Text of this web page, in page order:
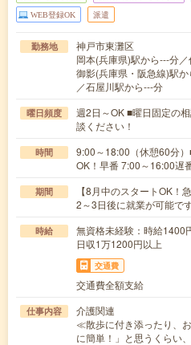
WEB登録OK 派遣
勤務地
神戸市東灘区
岡本(兵庫県)駅から---分
御影(兵庫県・阪急線)駅
／石屋川駅から---分
曜日頻度
週2日～OK ■曜日固定の
談ください！
時間
9:00～18:00（休憩60分
OK！早番 7:00～16:00遅
期間
【8月中のスタートOK
2～3日後に就業が可能で
時給
無資格未経験：時給
日収1万1200円以上
交通費
交通費全額支給
仕事内容
介護関連
≪散歩に付き添ったり、
に簡単！」と思うくらい